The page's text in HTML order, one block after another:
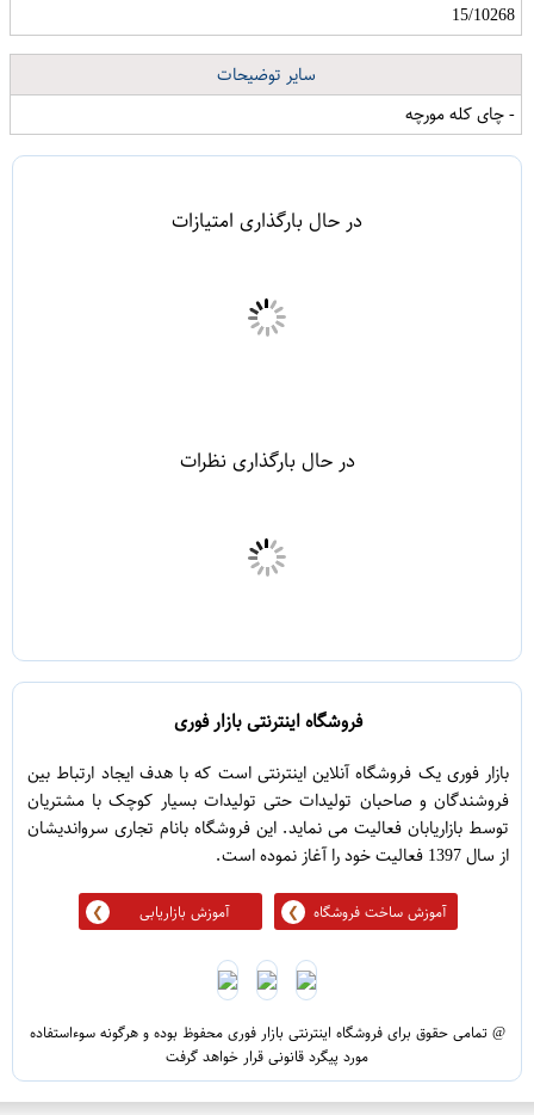
15/10268
سایر توضیحات
- چای کله مورچه
در حال بارگذاری امتیازات
در حال بارگذاری نظرات
فروشگاه اینترنتی بازار فوری
بازار فوری یک فروشگاه آنلاین اینترنتی است که با هدف ایجاد ارتباط بین
فروشندگان و صاحبان تولیدات حتی تولیدات بسیار کوچک با مشتریان
توسط بازاریابان فعالیت می نماید. این فروشگاه بانام تجاری سرواندیشان
از سال 1397 فعالیت خود را آغاز نموده است.
آموزش ساخت فروشگاه آموزش بازاریابی
@ تمامی حقوق برای فروشگاه اینترنتی بازار فوری محفوظ بوده و هرگونه سوءاستفاده
مورد پیگرد قانونی قرار خواهد گرفت